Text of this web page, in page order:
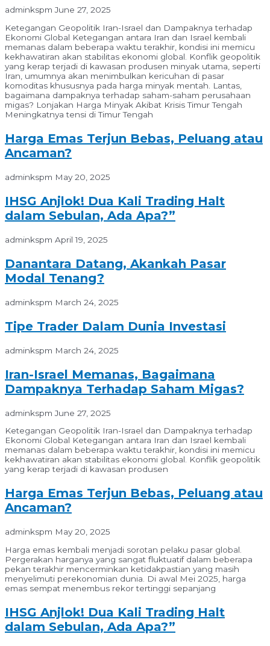
adminkspmJune 27, 2025
Ketegangan Geopolitik Iran-Israel dan Dampaknya terhadap
Ekonomi Global Ketegangan antara Iran dan Israel kembali
memanas dalam beberapa waktu terakhir, kondisi ini memicu
kekhawatiran akan stabilitas ekonomi global. Konflik geopolitik
yang kerap terjadi di kawasan produsen minyak utama, seperti
Iran, umumnya akan menimbulkan kericuhan di pasar
komoditas khususnya pada harga minyak mentah. Lantas,
bagaimana dampaknya terhadap saham-saham perusahaan
migas? Lonjakan Harga Minyak Akibat Krisis Timur Tengah
Meningkatnya tensi di Timur Tengah
Harga Emas Terjun Bebas, Peluang atau
Ancaman?
adminkspm May 20, 2025
IHSG Anjlok! Dua Kali Trading Halt
dalam Sebulan, Ada Apa?”
adminkspm April 19, 2025
Danantara Datang, Akankah Pasar
Modal Tenang?
adminkspm March 24, 2025
Tipe Trader Dalam Dunia Investasi
adminkspm March 24, 2025
Iran-Israel Memanas, Bagaimana
Dampaknya Terhadap Saham Migas?
adminkspmJune 27, 2025
Ketegangan Geopolitik Iran-Israel dan Dampaknya terhadap
Ekonomi Global Ketegangan antara Iran dan Israel kembali
memanas dalam beberapa waktu terakhir, kondisi ini memicu
kekhawatiran akan stabilitas ekonomi global. Konflik geopolitik
yang kerap terjadi di kawasan produsen
Harga Emas Terjun Bebas, Peluang atau
Ancaman?
adminkspm May 20, 2025
Harga emas kembali menjadi sorotan pelaku pasar global.
Pergerakan harganya yang sangat fluktuatif dalam beberapa
pekan terakhir mencerminkan ketidakpastian yang masih
menyelimuti perekonomian dunia. Di awal Mei 2025, harga
emas sempat menembus rekor tertinggi sepanjang
IHSG Anjlok! Dua Kali Trading Halt
dalam Sebulan, Ada Apa?”